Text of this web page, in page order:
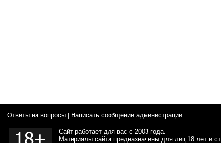
Ответы на вопросы Написать сообщение администрации
Сайт работает для вас с 2003 года.
Материалы сайта предназначены для лиц 18 лет и